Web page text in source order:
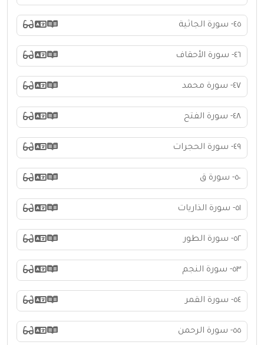
٤٥- سورة الجاثية
٤٦- سورة الأحقاف
٤٧- سورة محمد
٤٨- سورة الفتح
٤٩- سورة الحجرات
٥٠- سورة ق
٥١- سورة الذاريات
٥٢- سورة الطور
٥٣- سورة النجم
٥٤- سورة القمر
٥٥- سورة الرحمن